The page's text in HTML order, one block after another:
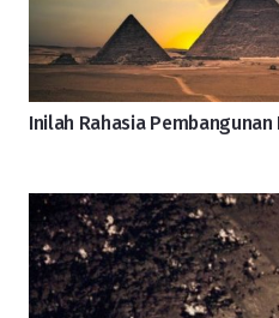
Inilah Rahasia